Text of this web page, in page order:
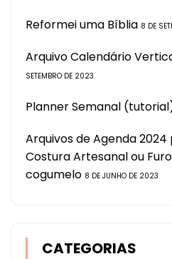
Reformei uma Bíblia 8 DE
Arquivo Calendário
SETEMBRO DE 2023
Planner Semanal
Arquivos de Agenda
Costura Artesanal ou
cogumelo 8 DE JUNHO DE 2023
CATEGORIAS